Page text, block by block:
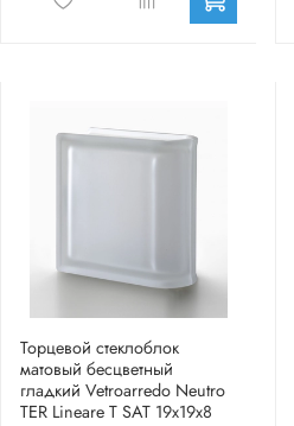
Торцевой стеклоблок
матовый бесцветный
гладкий Vetroarredo Neutro
TER Lineare T SAT 19x19x8